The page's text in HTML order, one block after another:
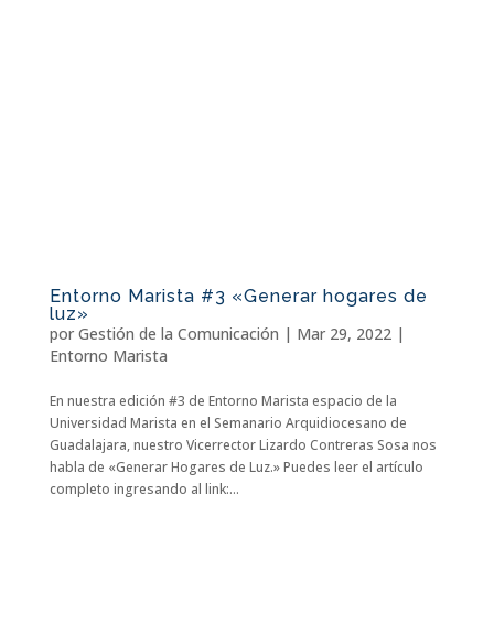
Entorno Marista #3 «Generar hogares de
luz»
por Gestión de la Comunicación | Mar 29, 2022|
Entorno Marista
En nuestra edición #3 de Entorno Marista espacio de la
Universidad Marista en el Semanario Arquidiocesano de
Guadalajara, nuestro Vicerrector Lizardo Contreras Sosa nos
habla de «Generar Hogares de Luz.» Puedes leer el artículo
completo ingresando al link:...